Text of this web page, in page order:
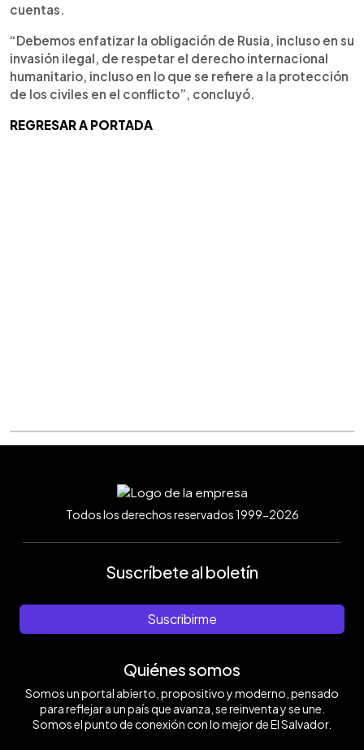
cuentas.
“Debemos enfatizar la obligación de Rusia, incluso en su
invasión ilegal, de respetar el derecho internacional
humanitario, incluso en lo que se refiere a la protección
de los civiles en el conflicto”, concluyó.
REGRESAR A PORTADA
Todos los derechos reservados 1999-2026
Suscríbete al boletín
Suscribirme
Quiénes somos
Somos un portal abierto, propositivo y moderno, pensado
para reflejar a un país que avanza, se reinventa y se une.
Somos el punto de conexión con lo mejor de El Salvador.